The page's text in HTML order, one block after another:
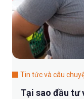
Tin tức và câu
Tại sao đầu tư